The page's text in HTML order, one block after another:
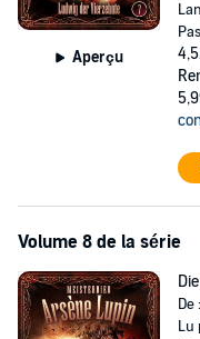
Aperçu
Volume 8 de la série
De :
Lu